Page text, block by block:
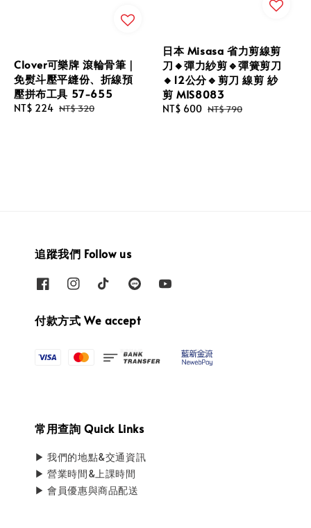
Clover可樂牌 滾輪骨筆｜
免熨斗壓平縫份、折線預
壓拼布工具 57-655
Sale
NT$ 224 Regular
NT$ 320
日本 Misasa 省力剪線剪
刀🔸彈力紗剪🔹彈簧剪刀
🔸12公分🔹剪刀 線剪 紗
剪 MIS8083
Sale
NT$ 600 Regular
NT$ 790
追蹤我們 Follow us
付款方式 We accept
常用查詢 Quick Links
▶ 我們的地點&交通資訊
▶ 營業時間&上課時間
▶ 會員優惠與商品配送